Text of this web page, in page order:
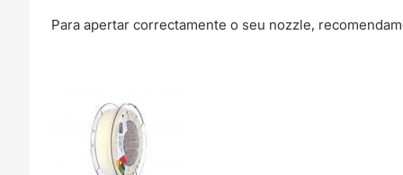
Para apertar correctamente o seu nozzle,